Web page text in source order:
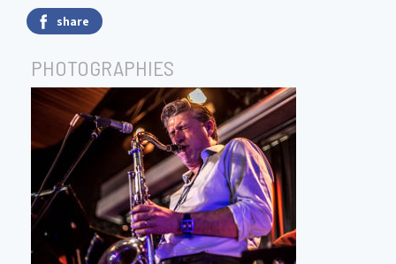
share
PHOTOGRAPHIES